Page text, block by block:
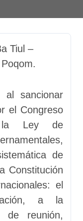
al sancionar
el Congreso
Ley de
de
Constitución
el
a la
de reunión,